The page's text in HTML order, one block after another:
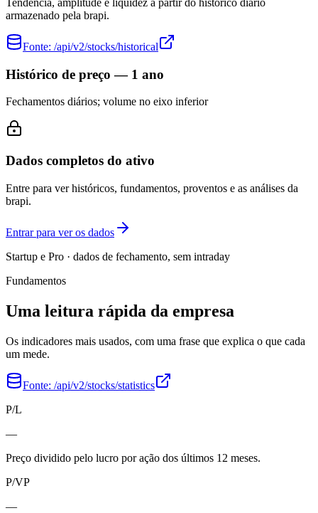
Tendência, amplitude e liquidez a partir do histórico diário
armazenado pela brapi.
Fonte: /api/v2/stocks/historical
Histórico de preço — 1 ano
Fechamentos diários; volume no eixo inferior
Dados completos do ativo
Entre para ver históricos, fundamentos, proventos e as análises da
brapi.
Entrar para ver os dados
Startup e Pro · dados de fechamento, sem intraday
Fundamentos
Uma leitura rápida da empresa
Os indicadores mais usados, com uma frase que explica o que cada
um mede.
Fonte: /api/v2/stocks/statistics
P/L
—
Preço dividido pelo lucro por ação dos últimos 12 meses.
P/VP
—